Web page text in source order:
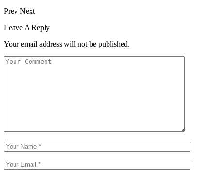
Prev Next
Leave A Reply
Your email address will not be published.